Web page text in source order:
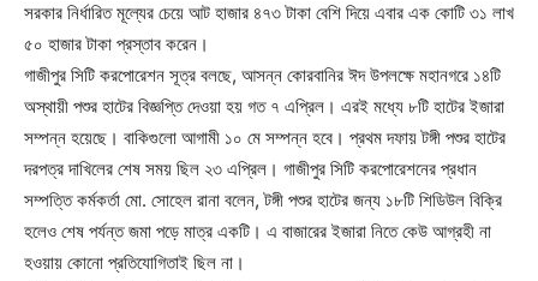
সরকার নির্ধারিত মূল্যের চেয়ে আট হাজার ৪৭৩ টাকা বেশি দিয়ে এবার এক কোটি ৩১ লাখ
৫০ হাজার টাকা প্রস্তাব করেন।
গাজীপুর সিটি করপোরেশন সূত্র বলছে, আসন্ন কোরবানির ঈদ উপলক্ষে মহানগরে ১৪টি
অস্থায়ী পশুর হাটের বিজ্ঞপ্তি দেওয়া হয় গত ৭ এপ্রিল। এরই মধ্যে ৮টি হাটের ইজারা
সম্পন্ন হয়েছে। বাকিগুলো আগামী ১০ মে সম্পন্ন হবে। প্রথম দফায় টঙ্গী পশুর হাটের
দরপত্র দাখিলের শেষ সময় ছিল ২৩ এপ্রিল। গাজীপুর সিটি করপোরেশনের প্রধান
সম্পত্তি কর্মকর্তা মো. সোহেল রানা বলেন, টঙ্গী পশুর হাটের জন্য ১৮টি শিডিউল বিক্রি
হলেও শেষ পর্যন্ত জমা পড়ে মাত্র একটি। এ বাজারের ইজারা নিতে কেউ আগ্রহী না
হওয়ায় কোনো প্রতিযোগিতাই ছিল না।